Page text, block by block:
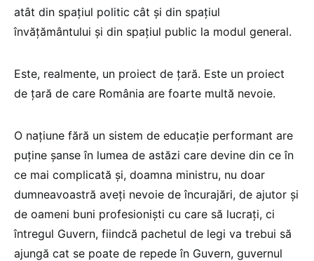
atât din spațiul politic cât și din spațiul
învățământului și din spațiul public la modul general.
Este, realmente, un proiect de țară. Este un proiect
de țară de care România are foarte multă nevoie.
O națiune fără un sistem de educație performant are
puține șanse în lumea de astăzi care devine din ce în
ce mai complicată și, doamna ministru, nu doar
dumneavoastră aveți nevoie de încurajări, de ajutor și
de oameni buni profesioniști cu care să lucrați, ci
întregul Guvern, fiindcă pachetul de legi va trebui să
ajungă cat se poate de repede în Guvern, guvernul